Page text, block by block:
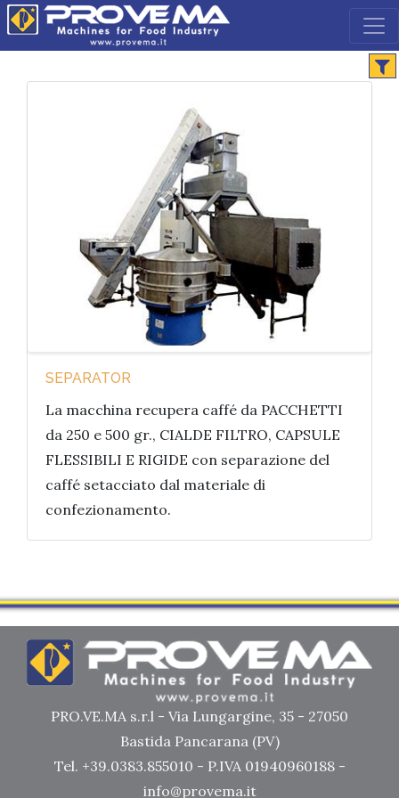
SEPARATOR
La macchina recupera caffé da PACCHETTI
da 250 e 500 gr., CIALDE FILTRO, CAPSULE
FLESSIBILI E RIGIDE con separazione del
caffé setacciato dal materiale di
confezionamento.
PRO.VE.MA s.r.l - Via Lungargine, 35 - 27050
Bastida Pancarana (PV)
Tel. +39.0383.855010 - P.IVA 01940960188 -
info@provema.it